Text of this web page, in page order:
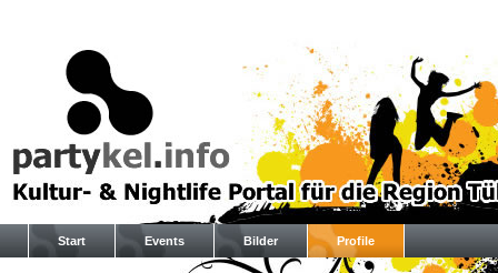
Start Events Bilder Profile